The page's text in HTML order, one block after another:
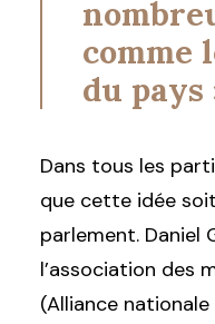
comme
du pays
Dans tous les
que cette idée
parlement. Daniel
l’association des
(Alliance